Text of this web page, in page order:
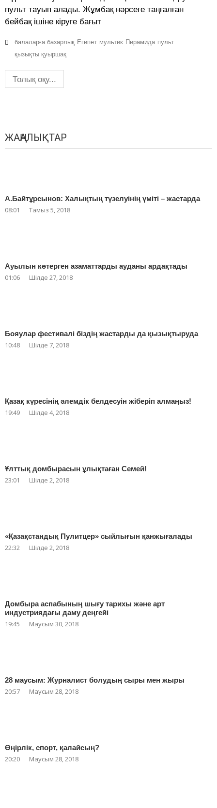
пульт тауып алады. Жұмбақ нәрсеге таңғалған
бейбақ ішіне кіруге бағыт
балаларға базарлық Египет мультик Пирамида пульт
қызықты қуыршақ
Толық оқу...
ЖАҢАЛЫҚТАР
А.Байтұрсынов: Халықтың түзелуінің үміті – жастарда
08:01 Тамыз 5, 2018
Ауылын көтерген азаматтарды ауданы ардақтады
01:06 Шілде 27, 2018
Бояулар фестивалі біздің жастарды да қызықтыруда
10:48 Шілде 7, 2018
Қазақ күресінің әлемдік белдесуін жіберіп алмаңыз!
19:49 Шілде 4, 2018
Ұлттық домбырасын ұлықтаған Семей!
23:01 Шілде 2, 2018
«Қазақстандық Пулитцер» сыйлығын қанжығалады
22:32 Шілде 2, 2018
Домбыра аспабының шығу тарихы және арт
индустриядағы даму деңгейі
19:45 Маусым 30, 2018
28 маусым: Журналист болудың сыры мен жыры
20:57 Маусым 28, 2018
Өңірлік, спорт, қалайсың?
20:20 Маусым 28, 2018